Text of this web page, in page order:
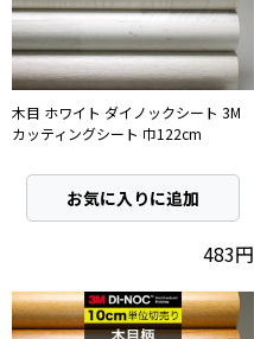
木目 ホワイト ダイノックシート 3M
カッティングシート 巾122cm
お気に入りに追加
483円